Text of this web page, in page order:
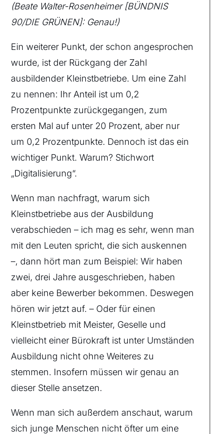
(Beate Walter-Rosenheimer [BÜNDNIS
90/DIE GRÜNEN]: Genau!)
Ein weiterer Punkt, der schon angesprochen
wurde, ist der Rückgang der Zahl
ausbildender Kleinstbetriebe. Um eine Zahl
zu nennen: Ihr Anteil ist um 0,2
Prozentpunkte zurückgegangen, zum
ersten Mal auf unter 20 Prozent, aber nur
um 0,2 Prozentpunkte. Dennoch ist das ein
wichtiger Punkt. Warum? Stichwort
„Digitalisierung“.
Wenn man nachfragt, warum sich
Kleinstbetriebe aus der Ausbildung
verabschieden – ich mag es sehr, wenn man
mit den Leuten spricht, die sich auskennen
–, dann hört man zum Beispiel: Wir haben
zwei, drei Jahre ausgeschrieben, haben
aber keine Bewerber bekommen. Deswegen
hören wir jetzt auf. – Oder für einen
Kleinstbetrieb mit Meister, Geselle und
vielleicht einer Bürokraft ist unter Umständen
Ausbildung nicht ohne Weiteres zu
stemmen. Insofern müssen wir genau an
dieser Stelle ansetzen.
Wenn man sich außerdem anschaut, warum
sich junge Menschen nicht öfter um eine